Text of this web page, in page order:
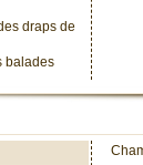
draps de
balades